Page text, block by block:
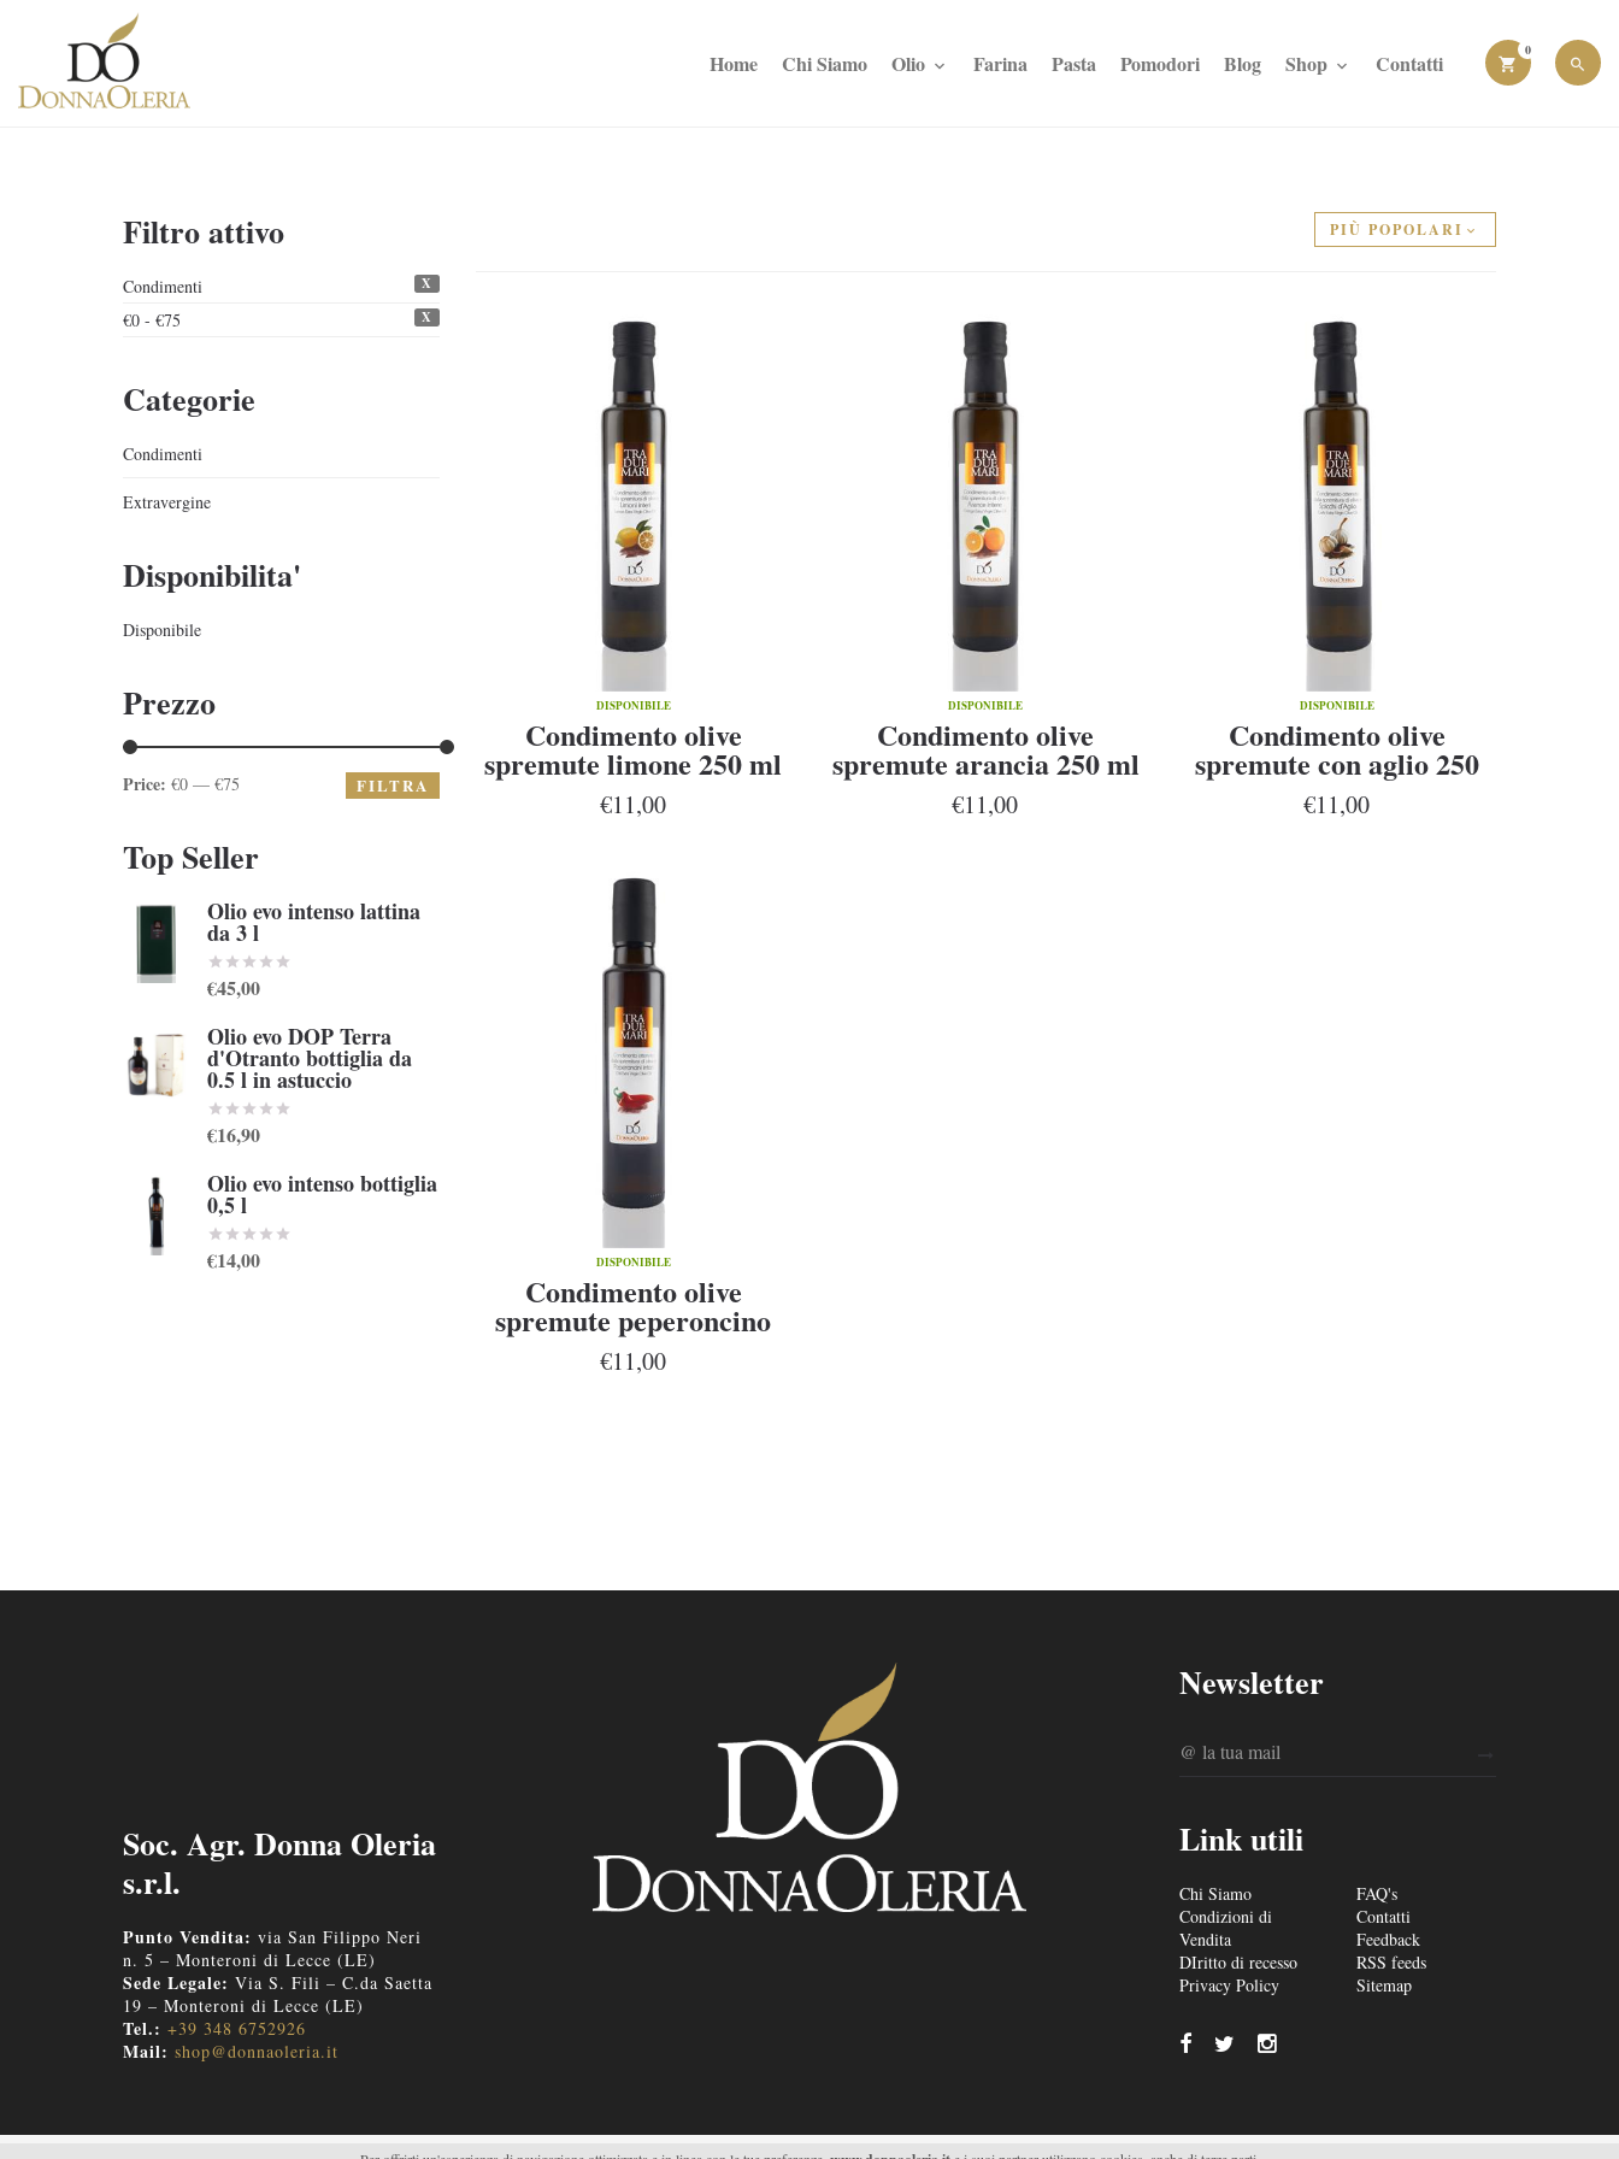
0
Home Chi Siamo Olio Farina Pasta Pomodori Blog Shop Contatti
Filtro attivo
Condimenti X
€0 - €75 X
Categorie
Condimenti
Extravergine
Disponibilita'
Disponibile
Prezzo
Price: €0 — €75 FILTRA
Top Seller
Olio evo intenso lattina
da 3 l
€45,00
Olio evo DOP Terra
d'Otranto bottiglia da
0.5 l in astuccio
€16,90
Olio evo intenso bottiglia
0,5 l
€14,00
PIÙ POPOLARI
DISPONIBILE
Condimento olive
spremute limone 250 ml
€11,00
DISPONIBILE
Condimento olive
spremute arancia 250 ml
€11,00
DISPONIBILE
Condimento olive
spremute con aglio 250
ml
€11,00
DISPONIBILE
Condimento olive
spremute peperoncino
250 ml
€11,00
Soc. Agr. Donna Oleria
s.r.l.
Punto Vendita: via San Filippo Neri
n. 5 – Monteroni di Lecce (LE)
Sede Legale: Via S. Fili – C.da Saetta
19 – Monteroni di Lecce (LE)
Tel.: +39 348 6752926
Mail: shop@donnaoleria.it
Newsletter
Link utili
Chi Siamo
Condizioni di
Vendita
DIritto di recesso
Privacy Policy
FAQ's
Contatti
Feedback
RSS feeds
Sitemap